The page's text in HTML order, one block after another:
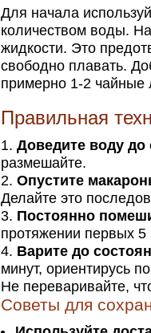
Для начала
количеством воды.
жидкости. Это
свободно плавать.
примерно 1-2 чайные
Правильная
Доведите воду до
размешайте.
Опустите
Делайте это
Постоянно
протяжении первых 5
Варите до
минут, ориентирусь
Не переваривайте,
Советы для